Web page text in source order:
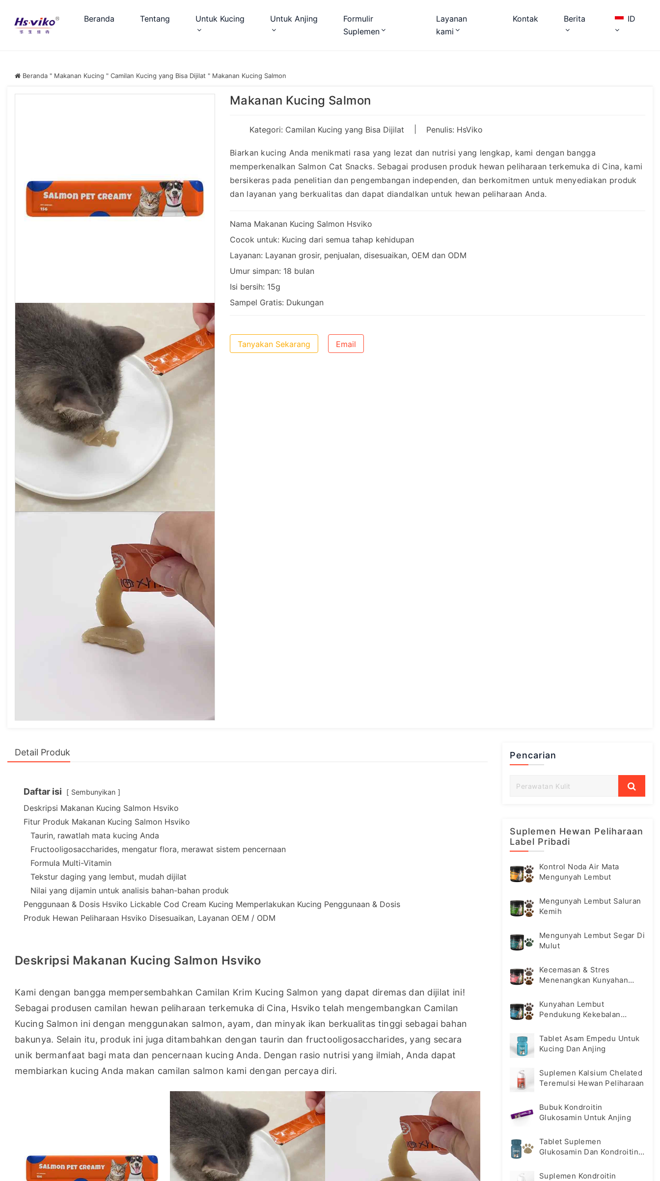
Beranda Tentang Untuk Kucing Untuk Anjing
Formulir
Suplemen
Layanan
kami
Kontak Berita ID
Beranda " Makanan Kucing " Camilan Kucing yang Bisa Dijilat " Makanan Kucing Salmon
Makanan Kucing Salmon
Kategori: Camilan Kucing yang Bisa Dijilat Penulis: HsViko
Biarkan kucing Anda menikmati rasa yang lezat dan nutrisi yang lengkap, kami dengan bangga
memperkenalkan Salmon Cat Snacks. Sebagai produsen produk hewan peliharaan terkemuka di Cina, kami
bersikeras pada penelitian dan pengembangan independen, dan berkomitmen untuk menyediakan produk
dan layanan yang berkualitas dan dapat diandalkan untuk hewan peliharaan Anda.
Nama Makanan Kucing Salmon Hsviko
Cocok untuk: Kucing dari semua tahap kehidupan
Layanan: Layanan grosir, penjualan, disesuaikan, OEM dan ODM
Umur simpan: 18 bulan
Isi bersih: 15g
Sampel Gratis: Dukungan
Tanyakan Sekarang Email
Detail Produk
Daftar isi Sembunyikan
Deskripsi Makanan Kucing Salmon Hsviko
Fitur Produk Makanan Kucing Salmon Hsviko
Taurin, rawatlah mata kucing Anda
Fructooligosaccharides, mengatur flora, merawat sistem pencernaan
Formula Multi-Vitamin
Tekstur daging yang lembut, mudah dijilat
Nilai yang dijamin untuk analisis bahan-bahan produk
Penggunaan & Dosis Hsviko Lickable Cod Cream Kucing Memperlakukan Kucing Penggunaan & Dosis
Produk Hewan Peliharaan Hsviko Disesuaikan, Layanan OEM / ODM
Deskripsi Makanan Kucing Salmon Hsviko
Kami dengan bangga mempersembahkan Camilan Krim Kucing Salmon yang dapat diremas dan dijilat ini!
Sebagai produsen camilan hewan peliharaan terkemuka di Cina, Hsviko telah mengembangkan Camilan
Kucing Salmon ini dengan menggunakan salmon, ayam, dan minyak ikan berkualitas tinggi sebagai bahan
bakunya. Selain itu, produk ini juga ditambahkan dengan taurin dan fructooligosaccharides, yang secara
unik bermanfaat bagi mata dan pencernaan kucing Anda. Dengan rasio nutrisi yang ilmiah, Anda dapat
membiarkan kucing Anda makan camilan salmon kami dengan percaya diri.
Pencarian
Suplemen Hewan Peliharaan
Label Pribadi
Kontrol Noda Air Mata
Mengunyah Lembut
Mengunyah Lembut Saluran
Kemih
Mengunyah Lembut Segar Di
Mulut
Kecemasan & Stres
Menenangkan Kunyahan
Kunyahan Lembut
Pendukung Kekebalan
Tablet Asam Empedu Untuk
Kucing Dan Anjing
Suplemen Kalsium Chelated
Teremulsi Hewan Peliharaan
Bubuk Kondroitin
Glukosamin Untuk Anjing
Tablet Suplemen
Glukosamin Dan Kondroitin
Suplemen Kondroitin